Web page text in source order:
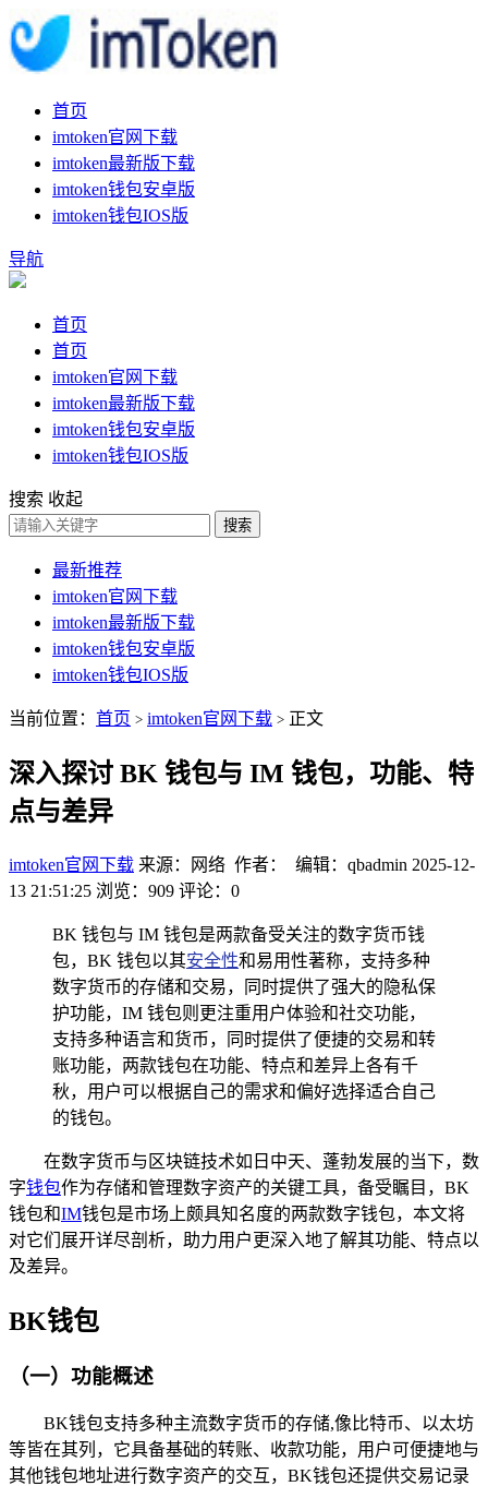
首页
imtoken官网下载
imtoken最新版下载
imtoken钱包安卓版
imtoken钱包IOS版
导航
首页
首页
imtoken官网下载
imtoken最新版下载
imtoken钱包安卓版
imtoken钱包IOS版
搜索 收起
搜索
最新推荐
imtoken官网下载
imtoken最新版下载
imtoken钱包安卓版
imtoken钱包IOS版
当前位置： 首页 > imtoken官网下载 > 正文
深入探讨 BK 钱包与 IM 钱包，功能、特
点与差异
imtoken官网下载 来源：网络 作者： 编辑：qbadmin 2025-12-
13 21:51:25 浏览：909 评论：0
BK 钱包与 IM 钱包是两款备受关注的数字货币钱
包，BK 钱包以其安全性和易用性著称，支持多种
数字货币的存储和交易，同时提供了强大的隐私保
护功能，IM 钱包则更注重用户体验和社交功能，
支持多种语言和货币，同时提供了便捷的交易和转
账功能，两款钱包在功能、特点和差异上各有千
秋，用户可以根据自己的需求和偏好选择适合自己
的钱包。
在数字货币与区块链技术如日中天、蓬勃发展的当下，数
字钱包作为存储和管理数字资产的关键工具，备受瞩目，BK
钱包和IM钱包是市场上颇具知名度的两款数字钱包，本文将
对它们展开详尽剖析，助力用户更深入地了解其功能、特点以
及差异。
BK钱包
（一）功能概述
BK钱包支持多种主流数字货币的存储,像比特币、以太坊
等皆在其列，它具备基础的转账、收款功能，用户可便捷地与
其他钱包地址进行数字资产的交互，BK钱包还提供交易记录